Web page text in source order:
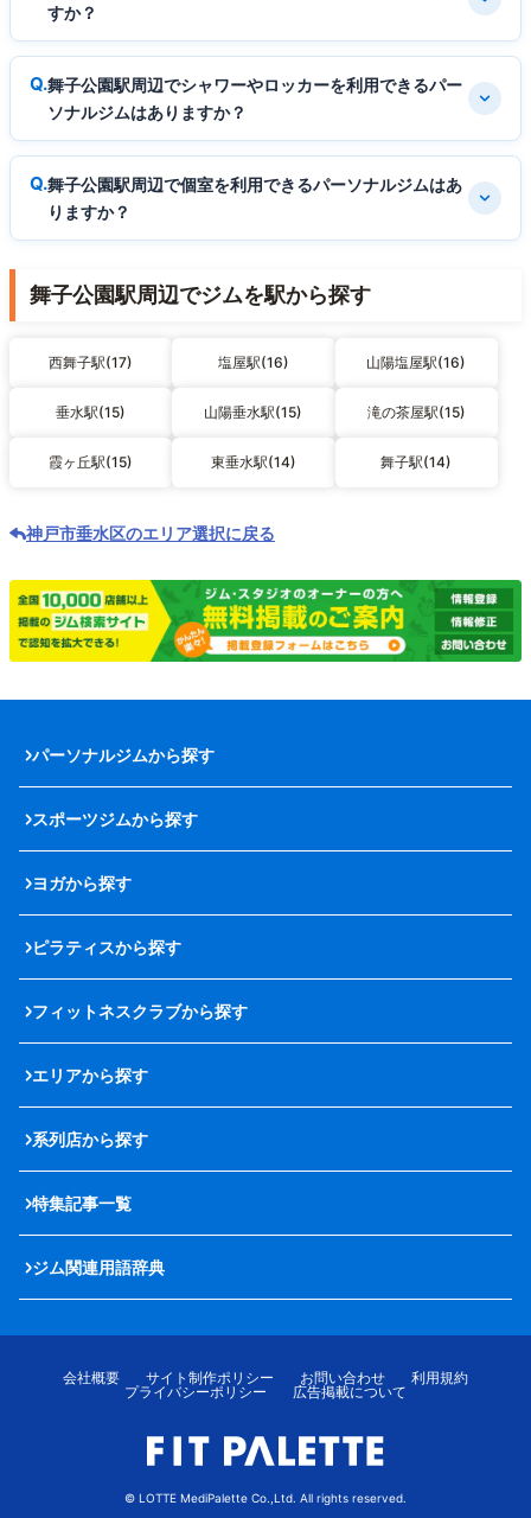
すか？
舞子公園駅周辺でシャワーやロッカーを利用できるパー
ソナルジムはありますか？
舞子公園駅周辺で個室を利用できるパーソナルジムはあ
りますか？
舞子公園駅周辺でジムを駅から探す
西舞子駅(17) 塩屋駅(16) 山陽塩屋駅(16)
垂水駅(15) 山陽垂水駅(15) 滝の茶屋駅(15)
霞ヶ丘駅(15) 東垂水駅(14) 舞子駅(14)
神戸市垂水区のエリア選択に戻る
パーソナルジムから探す
スポーツジムから探す
ヨガから探す
ピラティスから探す
フィットネスクラブから探す
エリアから探す
系列店から探す
特集記事一覧
ジム関連用語辞典
会社概要 サイト制作ポリシー お問い合わせ
利用規約
プライバシーポリシー
広告掲載について
© LOTTE MediPalette Co.,Ltd. All rights reserved.